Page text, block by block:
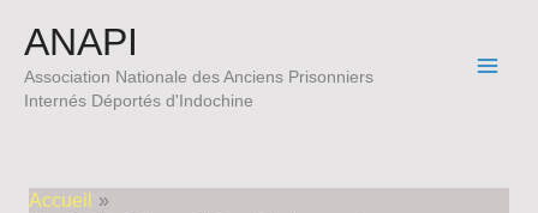
contenu
ANAPI
Association Nationale des Anciens Prisonniers
Internés Déportés d'Indochine
Accueil